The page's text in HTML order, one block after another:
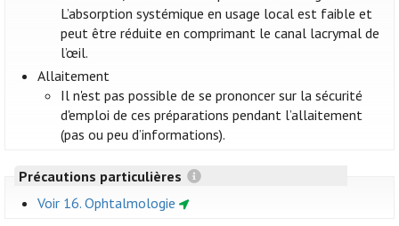
L’absorption systémique en usage local est faible et
peut être réduite en comprimant le canal lacrymal de
l’œil.
Allaitement
Il n'est pas possible de se prononcer sur la sécurité
d'emploi de ces préparations pendant l’allaitement
(pas ou peu d’informations).
Précautions particulières
Voir 16. Ophtalmologie